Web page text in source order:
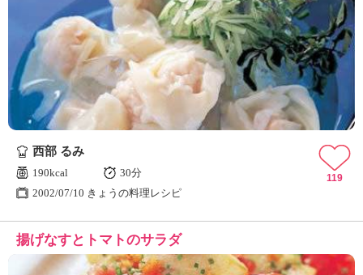
西部 るみ
190kcal
30分
2002/07/10 きょうの料理レシピ
119
揚げなすとトマトのサラダ